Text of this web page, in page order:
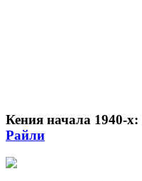
Кения начала 1940-х:
Райли